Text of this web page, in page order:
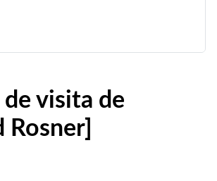
de visita de
Rosner]